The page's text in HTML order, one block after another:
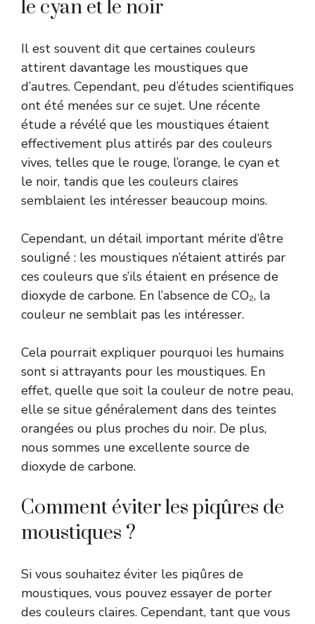
le cyan et le noir
Il est souvent dit que certaines couleurs
attirent davantage les moustiques que
d’autres. Cependant, peu d’études scientifiques
ont été menées sur ce sujet. Une récente
étude a révélé que les moustiques étaient
effectivement plus attirés par des couleurs
vives, telles que le rouge, l’orange, le cyan et
le noir, tandis que les couleurs claires
semblaient les intéresser beaucoup moins.
Cependant, un détail important mérite d’être
souligné : les moustiques n’étaient attirés par
ces couleurs que s’ils étaient en présence de
dioxyde de carbone. En l’absence de CO₂, la
couleur ne semblait pas les intéresser.
Cela pourrait expliquer pourquoi les humains
sont si attrayants pour les moustiques. En
effet, quelle que soit la couleur de notre peau,
elle se situe généralement dans des teintes
orangées ou plus proches du noir. De plus,
nous sommes une excellente source de
dioxyde de carbone.
Comment éviter les piqûres de
moustiques ?
Si vous souhaitez éviter les piqûres de
moustiques, vous pouvez essayer de porter
des couleurs claires. Cependant, tant que vous